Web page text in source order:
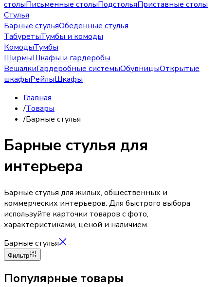
столыПисьменные столыПодстольяПриставные столы
Стулья
Барные стульяОбеденные стулья
ТабуретыТумбы и комоды
КомодыТумбы
ШирмыШкафы и гардеробы
ВешалкиГардеробные системыОбувницыОткрытые
шкафыРейлыШкафы
Главная
/Товары
/Барные стулья
Барные стулья для
интерьера
Барные стулья для жилых, общественных и
коммерческих интерьеров. Для быстрого выбора
используйте карточки товаров с фото,
характеристиками, ценой и наличием.
Барные стулья
Фильтр
Популярные товары